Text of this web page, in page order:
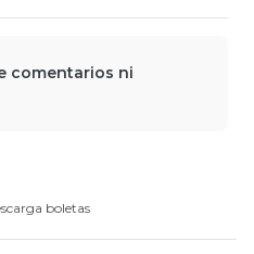
comentarios ni
boletas